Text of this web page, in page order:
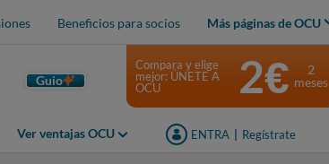
Beneficios para socios Más páginas de OCU
Guio
Ver ventajas OCU ENTRA Regístrate
Compara y elige
mejor: ÚNETE A
OCU
2€
2
meses